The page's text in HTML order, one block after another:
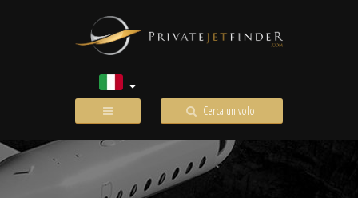
Cerca un volo